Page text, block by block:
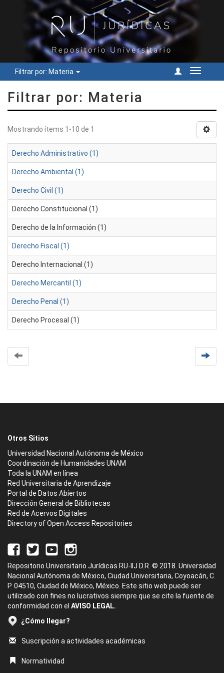
Filtrar por: Materia
Cambiar
Filtrar por: Materia
Mostrando ítems 1-10 de 1
Derecho Administrativo (1)
Derecho Ambiental (1)
Derecho Civil (1)
Derecho Constitucional (1)
Derecho de la Información (1)
Derecho Fiscal (1)
Derecho Internacional (1)
Derecho Mercantil (1)
Derecho Penal (1)
Derecho Procesal (1)
Otros Sitios
Universidad Nacional Autónoma de México
Coordinación de Humanidades UNAM
Toda la UNAM en línea
Red Universitaria de Aprendizaje
Portal de Datos Abiertos
Dirección General de Bibliotecas
Red de Acervos Digitales
Directory of Open Access Repositories
Repositorio Universitario Jurídicas RU-IIJ D.R. © 2018. Universidad
Nacional Autónoma de México, Ciudad Universitaria, Coyoacán, C.
P. 04510, Ciudad de México, México. Este sitio web puede ser
utilizado con fines no lucrativos siempre que se cite la fuente de
conformidad con el AVISO LEGAL.
¿Cómo llegar?
Suscripción a actividades académicas
Normatividad